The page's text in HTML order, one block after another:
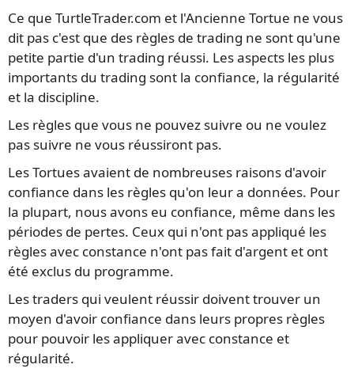
Ce que TurtleTrader.com et l'Ancienne Tortue ne vous
dit pas c'est que des règles de trading ne sont qu'une
petite partie d'un trading réussi. Les aspects les plus
importants du trading sont la confiance, la régularité
et la discipline.
Les règles que vous ne pouvez suivre ou ne voulez
pas suivre ne vous réussiront pas.
Les Tortues avaient de nombreuses raisons d'avoir
confiance dans les règles qu'on leur a données. Pour
la plupart, nous avons eu confiance, même dans les
périodes de pertes. Ceux qui n'ont pas appliqué les
règles avec constance n'ont pas fait d'argent et ont
été exclus du programme.
Les traders qui veulent réussir doivent trouver un
moyen d'avoir confiance dans leurs propres règles
pour pouvoir les appliquer avec constance et
régularité.